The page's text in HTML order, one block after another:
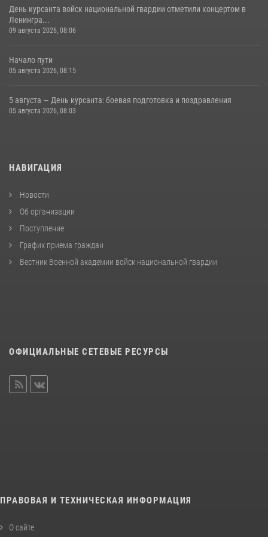
День курсанта войск национальной гвардии отметили концертом в
Ленингра...
09 августа 2026, 08:06
Начало пути
05 августа 2026, 08:15
5 августа — День курсанта: боевая подготовка и поздравления
05 августа 2026, 08:03
НАВИГАЦИЯ
Новости
Об организации
Поступление
График приема граждан
Вестник Военной академии войск национальной гвардии
ОФИЦИАЛЬНЫЕ СЕТЕВЫЕ РЕСУРСЫ
ПРАВОВАЯ И ТЕХНИЧЕСКАЯ ИНФОРМАЦИЯ
О сайте